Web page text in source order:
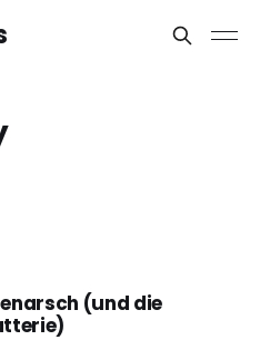
(und die